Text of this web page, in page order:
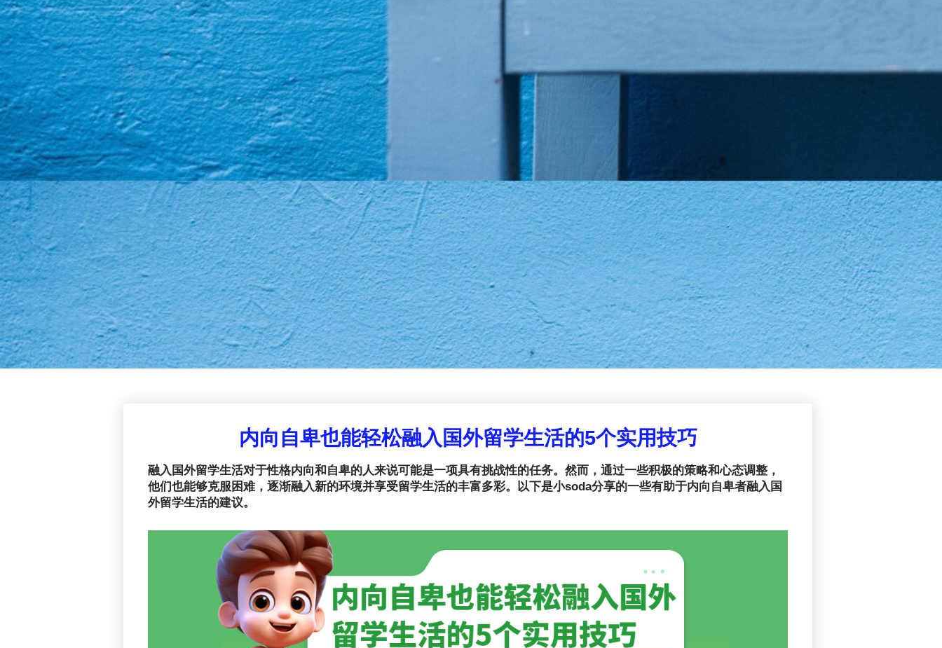
内向自卑也能轻松融入国外留学生活的5个实用技巧
融入国外留学生活对于性格内向和自卑的人来说可能是一项具有挑战性的任务。然而，通过一些积极的策略和心态调整，
他们也能够克服困难，逐渐融入新的环境并享受留学生活的丰富多彩。以下是小soda分享的一些有助于内向自卑者融入国
外留学生活的建议。